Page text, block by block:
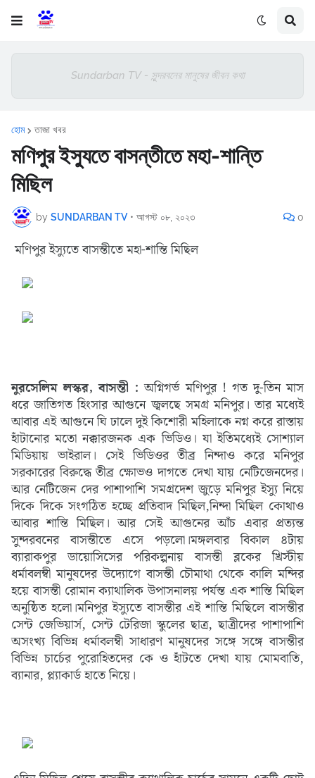
Sundarban TV - সুন্দরবনের মানুষের জীবন কথা
হোম তাজা খবর
মণিপুর ইস্যুতে বাসন্তীতে মহা-শান্তি
মিছিল
by SUNDARBAN TV • আগস্ট ০৮, ২০২৩ 0
মণিপুর ইস্যুতে বাসন্তীতে মহা-শান্তি মিছিল
নুরসেলিম লস্কর, বাসন্তী :অগ্নিগর্ভ মণিপুর ! গত দু-তিন মাস
ধরে জাতিগত হিংসার আগুনে জ্বলছে সমগ্র মনিপুর। তার মধ্যেই
আবার এই আগুনে ঘি ঢালে দুই কিশোরী মহিলাকে নগ্ন করে রাস্তায়
হাঁটানোর মতো নক্কারজনক এক ভিডিও। যা ইতিমধ্যেই সোশ্যাল
মিডিয়ায় ভাইরাল। সেই ভিডিওর তীব্র নিন্দাও করে মনিপুর
সরকারের বিরুদ্ধে তীব্র ক্ষোভও দাগতে দেখা যায় নেটিজেনদের।
আর নেটিজেন দের পাশাপাশি সমগ্রদেশ জুড়ে মনিপুর ইস্যু নিয়ে
দিকে দিকে সংগঠিত হচ্ছে প্রতিবাদ মিছিল,নিন্দা মিছিল কোথাও
আবার শান্তি মিছিল। আর সেই আগুনের আঁচ এবার প্রত্যন্ত
সুন্দরবনের বাসন্তীতে এসে পড়লো।মঙ্গলবার বিকাল ৪টায়
ব্যারাকপুর ডায়োসিসের পরিকল্পনায় বাসন্তী ব্লকের খ্রিস্টীয়
ধর্মাবলম্বী মানুষদের উদ্যোগে বাসন্তী চৌমাথা থেকে কালি মন্দির
হয়ে বাসন্তী রোমান ক্যাথালিক উপাসনালয় পর্যন্ত এক শান্তি মিছিল
অনুষ্ঠিত হলো।মনিপুর ইস্যুতে বাসন্তীর এই শান্তি মিছিলে বাসন্তীর
সেন্ট জেভিয়ার্স, সেন্ট টেরিজা স্কুলের ছাত্র, ছাত্রীদের পাশাপাশি
অসংখ্য বিভিন্ন ধর্মাবলম্বী সাধারণ মানুষদের সঙ্গে সঙ্গে বাসন্তীর
বিভিন্ন চার্চের পুরোহিতদের কে ও হাঁটতে দেখা যায় মোমবাতি,
ব্যানার, প্ল্যাকার্ড হাতে নিয়ে।